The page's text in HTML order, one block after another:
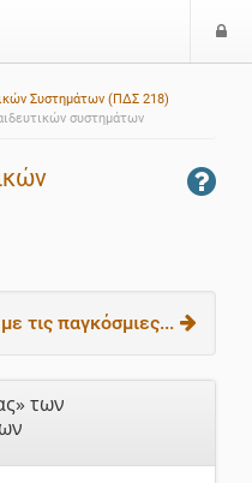
Συστημάτων (ΠΔΣ 218)
συστημάτων
τις παγκόσμιες...
των